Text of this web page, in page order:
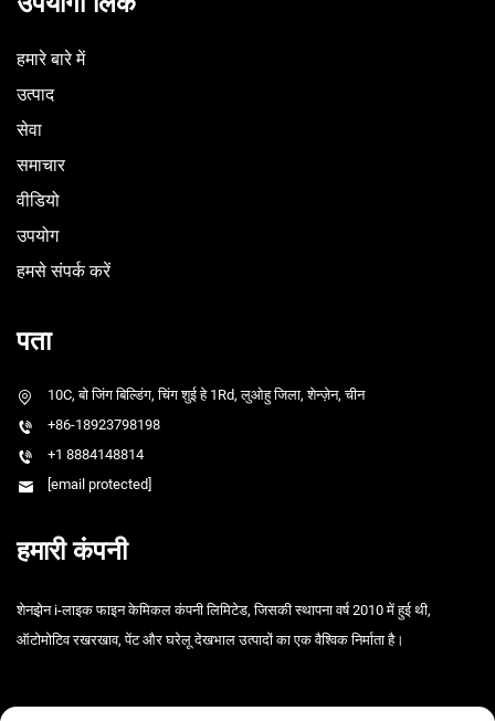
हमारे बारे में
उत्पाद
सेवा
समाचार
वीडियो
उपयोग
हमसे संपर्क करें
पता
10C, बो जिंग बिल्डिंग, चिंग शुई हे 1Rd, लुओहु जिला, शेन्ज़ेन, चीन
+86-18923798198
+1 8884148814
[email protected]
हमारी कंपनी
शेनझ़ेन i-लाइक फाइन केमिकल कंपनी लिमिटेड, जिसकी स्थापना वर्ष 2010 में हुई थी,
ऑटोमोटिव रखरखाव, पेंट और घरेलू देखभाल उत्पादों का एक वैश्विक निर्माता है।